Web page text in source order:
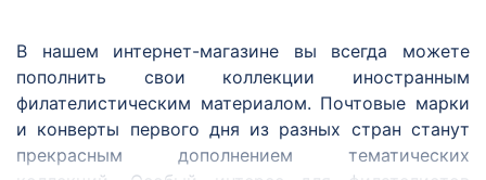
В нашем интернет-магазине вы всегда можете
пополнить свои коллекции иностранным
филателистическим материалом. Почтовые марки
и конверты первого дня из разных стран станут
прекрасным дополнением тематических